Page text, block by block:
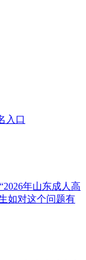
入口
年山东成人高
如对这个问题有